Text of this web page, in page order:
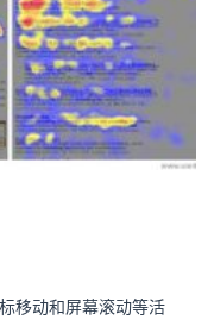
移动和屏幕滚动等活